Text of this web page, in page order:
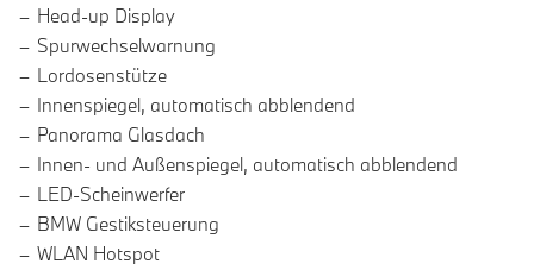
Head-up Display
Spurwechselwarnung
Lordosenstütze
Innenspiegel, automatisch abblendend
Panorama Glasdach
Innen- und Außenspiegel, automatisch abblendend
LED-Scheinwerfer
BMW Gestiksteuerung
WLAN Hotspot